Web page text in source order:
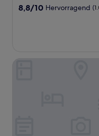
Unterkunft
8.8
8,8/10 Hervorragend
Crowne Plaza Hotel